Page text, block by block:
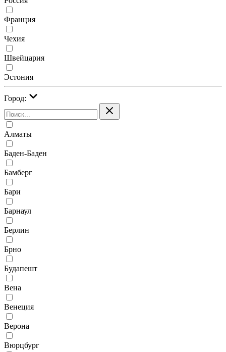
Франция
Чехия
Швейцария
Эстония
Город:
Алматы
Баден-Баден
Бамберг
Бари
Барнаул
Берлин
Брно
Будапешт
Вена
Венеция
Верона
Вюрцбург